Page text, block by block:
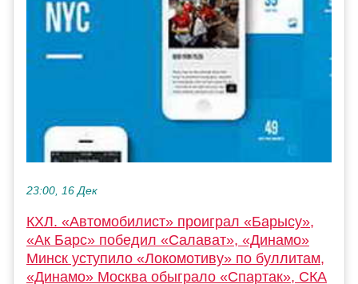
23:00, 16 Дек
КХЛ. «Автомобилист» проиграл «Барысу»,
«Ак Барс» победил «Салават», «Динамо»
Минск уступило «Локомотиву» по буллитам,
«Динамо» Москва обыграло «Спартак», СКА